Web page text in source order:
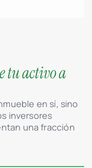
tu activo a
en sí, sino
inversores
una fracción